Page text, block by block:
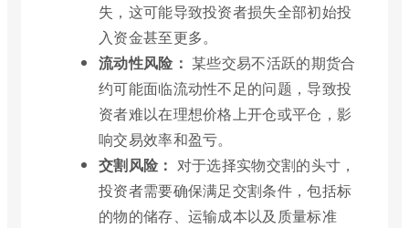
失，这可能导致投资者损失全部初始投
入资金甚至更多。
流动性风险： 某些交易不活跃的期货合
约可能面临流动性不足的问题，导致投
资者难以在理想价格上开仓或平仓，影
响交易效率和盈亏。
交割风险： 对于选择实物交割的头寸，
投资者需要确保满足交割条件，包括标
的物的储存、运输成本以及质量标准